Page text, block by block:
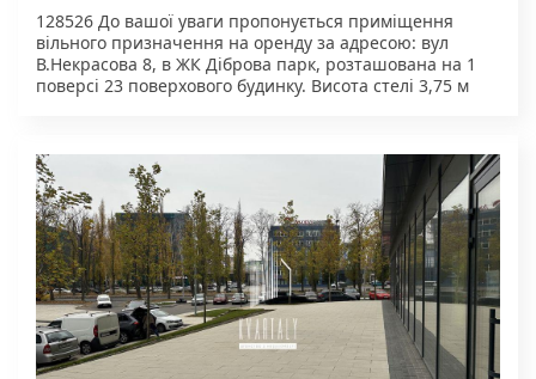
128526 До вашої уваги пропонується ​​приміщення
вільного призначення на оренду за адресою: вул
В.Некрасова 8, в ЖК Діброва парк, розташована на 1
поверсі 23 поверхового будинку. Висота стелі 3,75 м
домовленості можу зробити ремонт під орендаря
Чудова інфраструктура. У пішій доступності магазини,
кафе, школи, дитячі садки, медичні заклади. Тихий та
затишний двір, зони для відпочинку та паркування.
Зручна транспортна розв'язка. Агентство нерухомості
"Квартали" Працюючи з нами, ви отримуєте лише
перевірене житло від реальних орендодавців за
адекватною ціною. Підтримка на всіх етапах угоди. Ми
гарантуємо, що ви залишитеся задоволені
співпрацею! КОМІСІЯ АН Квартали 50% за фактом
підписання договору оренди.